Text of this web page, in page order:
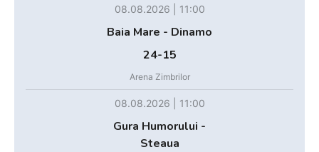
08.08.2026 | 11:00
Baia Mare - Dinamo
24-15
Arena Zimbrilor
08.08.2026 | 11:00
Gura Humorului -
Steaua